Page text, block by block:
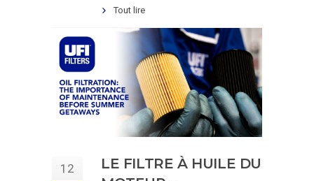
Tout lire
12
LE FILTRE À HUILE DU